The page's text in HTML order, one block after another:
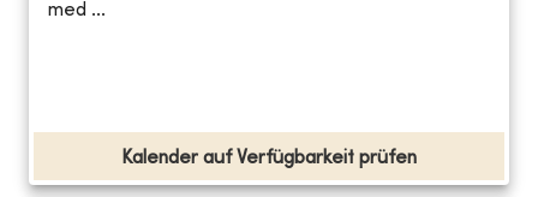
med ...
Kalender auf Verfügbarkeit prüfen